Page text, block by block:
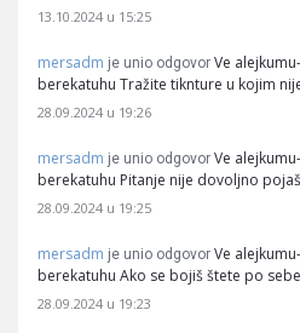
13.10.2024 u 15:25
mersadm je unio odgovor Ve
berekatuhu Tražite tiknture u kojim
28.09.2024 u 19:26
mersadm je unio odgovor Ve
berekatuhu Pitanje nije dovoljno
28.09.2024 u 19:25
mersadm je unio odgovor Ve
berekatuhu Ako se bojiš štete po
28.09.2024 u 19:23